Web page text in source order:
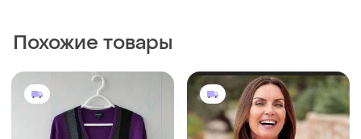
Похожие товары